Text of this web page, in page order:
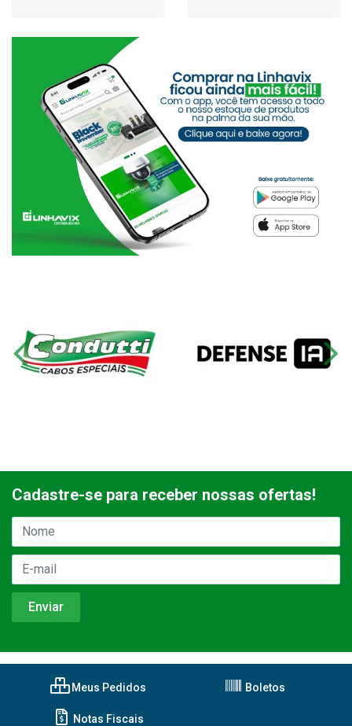
Cadastre-se para receber nossas ofertas!
Meus Pedidos Boletos
Notas Fiscais